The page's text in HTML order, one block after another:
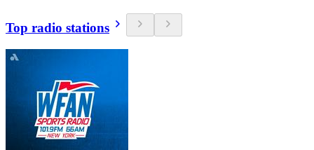
Top radio stations